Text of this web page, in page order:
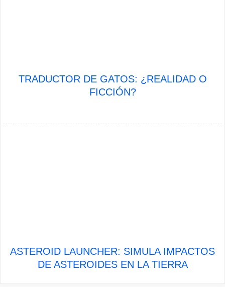
TRADUCTOR DE GATOS: ¿REALIDAD O
FICCIÓN?
ASTEROID LAUNCHER: SIMULA IMPACTOS
DE ASTEROIDES EN LA TIERRA